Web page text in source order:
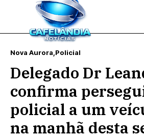
Nova Aurora Policial
Delegado Dr
confirma
policial a um
na manhã desta